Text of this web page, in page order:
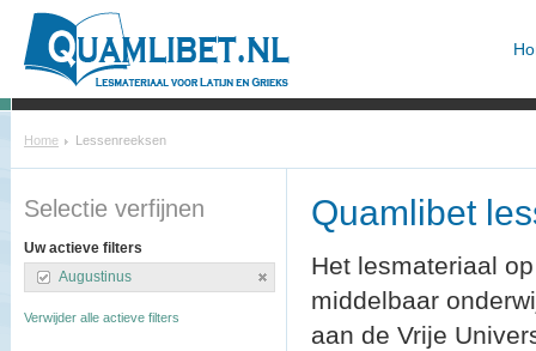
Home Lessenreeksen
Selectie verfijnen
Uw actieve filters
Augustinus
Verwijder alle actieve filters
Quamlibet
Het lesmateriaal
middelbaar
aan de Vrije